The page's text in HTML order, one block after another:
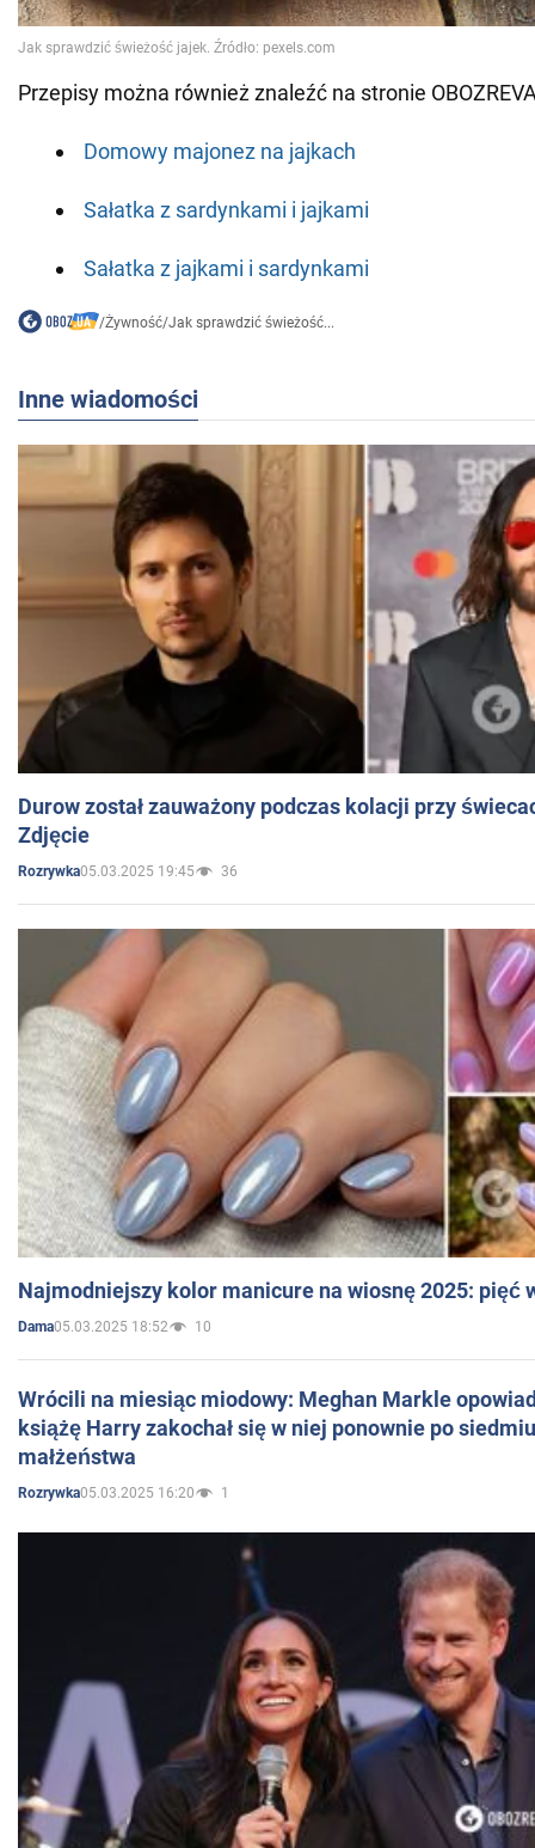
Przepisy można również znaleźć na stronie
Domowy majonez na jajkach
Sałatka z sardynkami i jajkami
Sałatka z jajkami i sardynkami
/Żywność/Jak sprawdzić świeżość...
Inne wiadomości
Durow został zauważony podczas kolacji przy
Zdjęcie
Rozrywka05.03.2025 19:45 36
Najmodniejszy kolor manicure na wiosnę 2025: pięć
Dama05.03.2025 18:52 10
Wrócili na miesiąc miodowy: Meghan Markle
książę Harry zakochał się w niej ponownie po
małżeństwa
Rozrywka05.03.2025 16:20 1